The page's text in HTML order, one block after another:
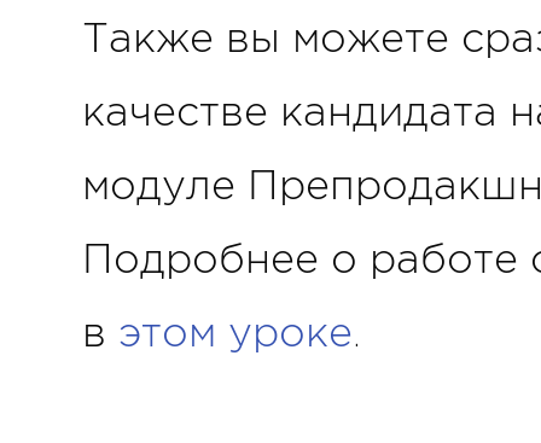
Также вы можете
качестве кандидата
модуле
Подробнее о работе
в этом уроке.